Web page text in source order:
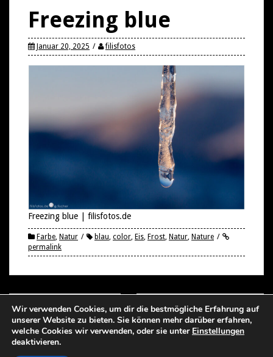
Freezing blue
Januar 20, 2025 filisfotos
Freezing blue | filisfotos.de
Farbe Natur blau color Eis Frost Natur Nature
permalink
Post
navigation
SNOW MINIMALISM 14 – 43 | FILISFOTOS.DE
Wir verwenden Cookies, um dir die bestmögliche Erfahrung auf
unserer Website zu bieten. Sie können mehr darüber erfahren,
welche Cookies wir verwenden, oder sie unter Einstellungen
deaktivieren.